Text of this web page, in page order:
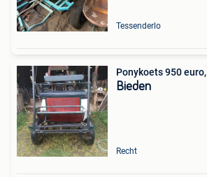
Tessenderlo
Ponykoets 950 euro,
Bieden
Recht